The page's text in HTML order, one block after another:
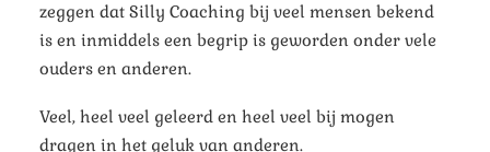
zeggen dat Silly Coaching bij veel mensen bekend
is en inmiddels een begrip is geworden onder vele
ouders en anderen.
Veel, heel veel geleerd en heel veel bij mogen
dragen in het geluk van anderen.